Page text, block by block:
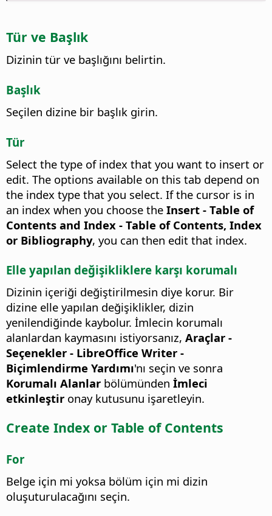
Tür ve Başlık
Dizinin tür ve başlığını belirtin.
Başlık
Seçilen dizine bir başlık girin.
Tür
Select the type of index that you want to insert or
edit. The options available on this tab depend on
the index type that you select. If the cursor is in
an index when you choose the Insert - Table of
Contents and Index - Table of Contents, Index
or Bibliography, you can then edit that index.
Elle yapılan değişikliklere karşı korumalı
Dizinin içeriği değiştirilmesin diye korur. Bir
dizine elle yapılan değişiklikler, dizin
yenilendiğinde kaybolur. İmlecin korumalı
alanlardan kaymasını istiyorsanız, Araçlar -
Seçenekler - LibreOffice Writer -
Biçimlendirme Yardımı'nı seçin ve sonra
Korumalı Alanlar bölümünden İmleci
etkinleştir onay kutusunu işaretleyin.
Create Index or Table of Contents
For
Belge için mi yoksa bölüm için mi dizin
oluşuturulacağını seçin.